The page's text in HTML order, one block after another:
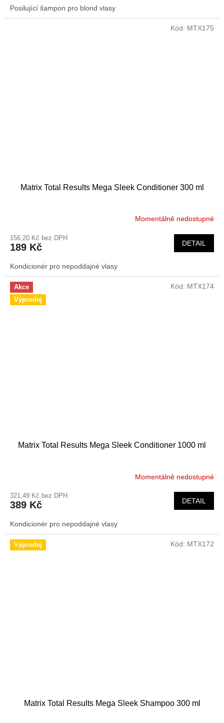
Posilující šampon pro blond vlasy
Matrix Total Results Mega Sleek Conditioner 300 ml
Momentálně nedostupné
156,20 Kč bez DPH
189 Kč DETAIL
Kondicionér pro nepoddajné vlasy
Kód: MTX175
Akce
Výprodej
Matrix Total Results Mega Sleek Conditioner 1000 ml
Momentálně nedostupné
321,49 Kč bez DPH
389 Kč DETAIL
Kondicionér pro nepoddajné vlasy
Kód: MTX174
Výprodej
Matrix Total Results Mega Sleek Shampoo 300 ml
Kód: MTX172